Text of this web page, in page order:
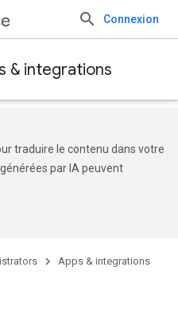
Connexion
& integrations
traduire le contenu dans votre
par IA peuvent
Apps & integrations